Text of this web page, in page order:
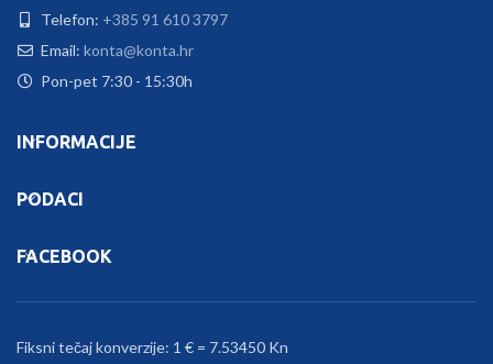
Telefon: +385 91 610 3797
Email: konta@konta.hr
Pon-pet 7:30 - 15:30h
INFORMACIJE
PODACI
FACEBOOK
Fiksni tečaj konverzije: 1 € = 7.53450 Kn